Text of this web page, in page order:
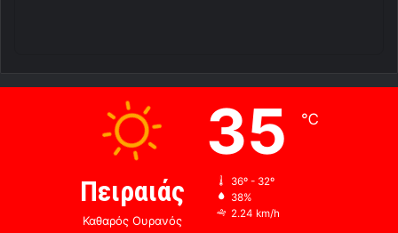
Πειραιάς
Καθαρός Ουρανός
35 ℃
36º - 32º
38%
2.24 km/h